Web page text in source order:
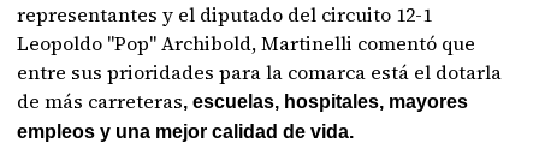
representantes y el diputado del circuito 12-1
Leopoldo "Pop" Archibold, Martinelli comentó que
entre sus prioridades para la comarca está el dotarla
de más carreteras, escuelas, hospitales, mayores
empleos y una mejor calidad de vida.